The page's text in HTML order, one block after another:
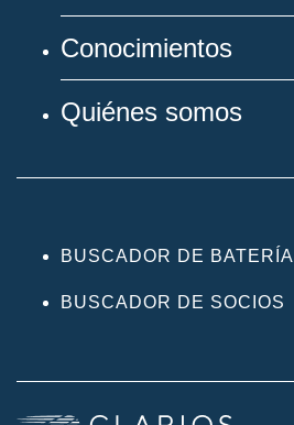
Conocimientos
Quiénes somos
BUSCADOR DE
BUSCADOR DE SOCIOS